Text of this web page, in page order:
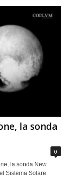
la sonda
0
la sonda New
Sistema Solare.